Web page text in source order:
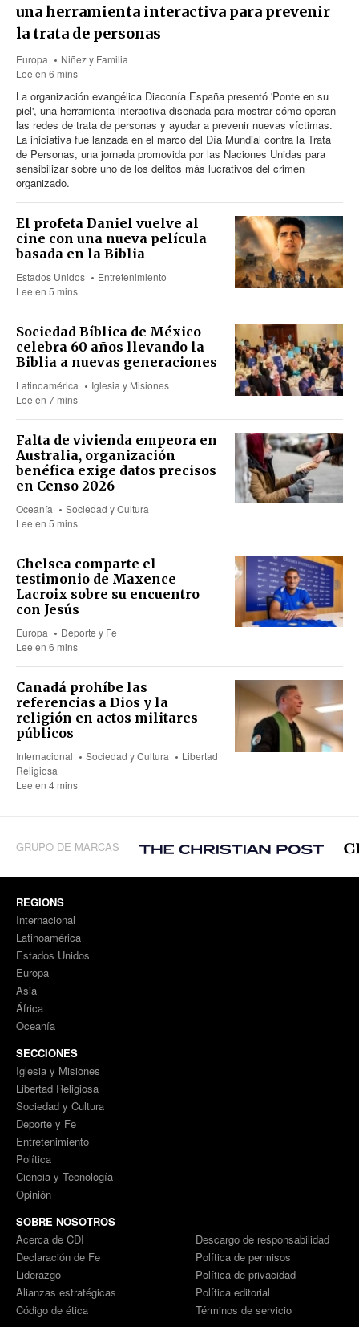
una herramienta interactiva para prevenir
la trata de personas
Europa
Niñez y Familia
Lee en 6 mins
La organización evangélica Diaconía España presentó 'Ponte en su
piel', una herramienta interactiva diseñada para mostrar cómo operan
las redes de trata de personas y ayudar a prevenir nuevas víctimas.
La iniciativa fue lanzada en el marco del Día Mundial contra la Trata
de Personas, una jornada promovida por las Naciones Unidas para
sensibilizar sobre uno de los delitos más lucrativos del crimen
organizado.
El profeta Daniel vuelve al
cine con una nueva película
basada en la Biblia
Estados Unidos
Entretenimiento
Lee en 5 mins
Sociedad Bíblica de México
celebra 60 años llevando la
Biblia a nuevas generaciones
Latinoamérica
Iglesia y Misiones
Lee en 7 mins
Falta de vivienda empeora en
Australia, organización
benéfica exige datos precisos
en Censo 2026
Oceanía
Sociedad y Cultura
Lee en 5 mins
Chelsea comparte el
testimonio de Maxence
Lacroix sobre su encuentro
con Jesús
Europa
Deporte y Fe
Lee en 6 mins
Canadá prohíbe las
referencias a Dios y la
religión en actos militares
públicos
Internacional Sociedad y Cultura
Libertad
Religiosa
Lee en 4 mins
GRUPO DE MARCAS
REGIONS
Internacional
Latinoamérica
Estados Unidos
Europa
Asia
África
Oceanía
SECCIONES
Iglesia y Misiones
Libertad Religiosa
Sociedad y Cultura
Deporte y Fe
Entretenimiento
Política
Ciencia y Tecnología
Opinión
SOBRE NOSOTROS
Acerca de CDI
Declaración de Fe
Liderazgo
Alianzas estratégicas
Código de ética
Descargo de responsabilidad
Política de permisos
Política de privacidad
Política editorial
Términos de servicio